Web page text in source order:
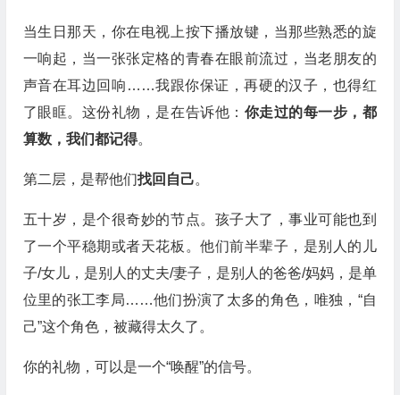
当生日那天，你在电视上按下播放键，当那些熟悉的旋
一响起，当一张张定格的青春在眼前流过，当老朋友的
声音在耳边回响……我跟你保证，再硬的汉子，也得红
了眼眶。这份礼物，是在告诉他： 你走过的每一步，都
算数，我们都记得。
第二层，是帮他们找回自己。
五十岁，是个很奇妙的节点。孩子大了，事业可能也到
了一个平稳期或者天花板。他们前半辈子，是别人的儿
子/女儿，是别人的丈夫/妻子，是别人的爸爸/妈妈，是单
位里的张工李局……他们扮演了太多的角色，唯独，“自
己”这个角色，被藏得太久了。
你的礼物，可以是一个“唤醒”的信号。